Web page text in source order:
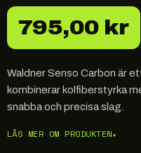
795,00 kr
Waldner Senso Carbon är
kombinerar kolfiberstyrka
snabba och precisa slag.
LÄS MER OM PRODUKTEN▾